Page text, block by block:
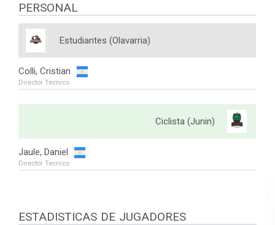
PERSONAL
Estudiantes (Olavarria)
Colli, Cristian
Director Tecnico
Ciclista (Junin)
Jaule, Daniel
Director Tecnico
ESTADISTICAS DE JUGADORES